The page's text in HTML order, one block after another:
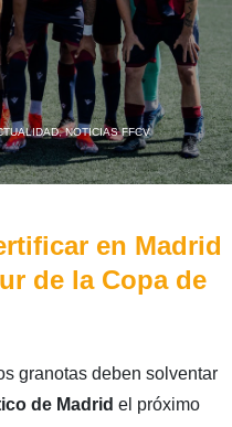
,NOTICIAS FFCV
en Madrid
de la Copa de
granotas deben solventar
de Madrid el próximo